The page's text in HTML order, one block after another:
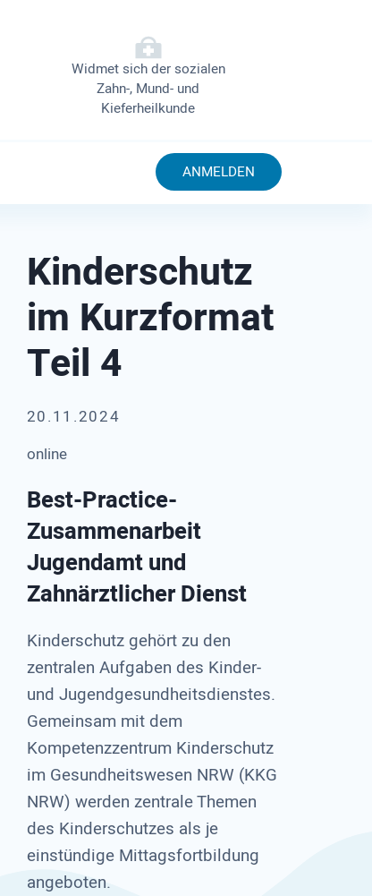
Widmet sich der sozialen
Zahn-, Mund- und
Kieferheilkunde
ANMELDEN
Kinderschutz
im Kurzformat
Teil 4
20.11.2024
online
Best-Practice-
Zusammenarbeit
Jugendamt und
Zahnärztlicher Dienst
Kinderschutz gehört zu den
zentralen Aufgaben des Kinder-
und Jugendgesundheitsdienstes.
Gemeinsam mit dem
Kompetenzzentrum Kinderschutz
im Gesundheitswesen NRW (KKG
NRW) werden zentrale Themen
des Kinderschutzes als je
einstündige Mittagsfortbildung
angeboten.